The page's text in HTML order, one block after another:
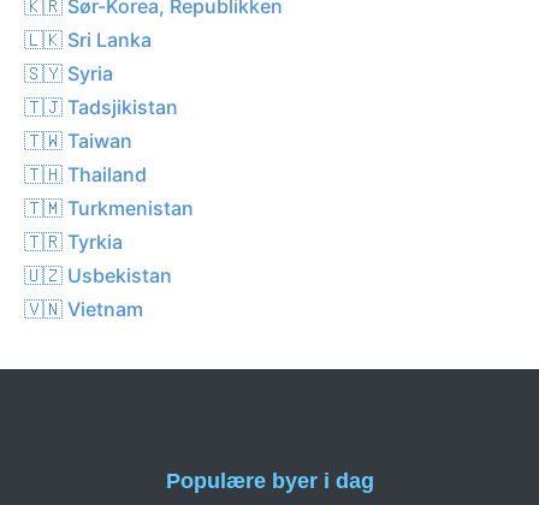
🇰🇷 Sør-Korea, Republikken
🇱🇰 Sri Lanka
🇸🇾 Syria
🇹🇯 Tadsjikistan
🇹🇼 Taiwan
🇹🇭 Thailand
🇹🇲 Turkmenistan
🇹🇷 Tyrkia
🇺🇿 Usbekistan
🇻🇳 Vietnam
Populære byer i dag